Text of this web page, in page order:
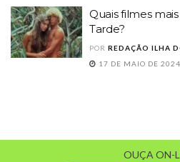
Quais filmes
Tarde?
POR REDAÇÃO ILHA
17 DE MAIO DE 2024
OUÇA ON-